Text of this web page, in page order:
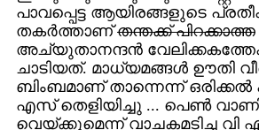
പാവപ്പെട്ട ആയിരങ്ങളുടെ
തകര്‍ത്താണ്‌തന്തക്ക്‌ പിറക്കാത്ത
അച്യുതാനന്ദന്‍
ചാടിയത്‌. മാധ്യമങ്ങള്‍ ഊതി
ബിംബമാണ്‌ താന്നെന്ന്‌
എസ്‌ തെളിയിച്ചു ... പെണ്‍
വെയ്ക്കുമെന്ന്‌ വാചകമടിച്ച